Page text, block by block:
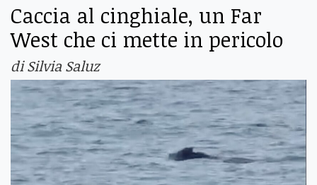
Caccia al cinghiale, un Far
West che ci mette in pericolo
di Silvia Saluz